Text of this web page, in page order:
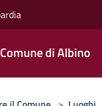
Comune di Albino